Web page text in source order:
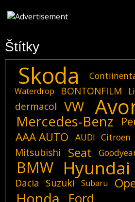
Štítky
Skoda
Waterdrop BONTONFILM
dermacol
VW
Mercedes-Benz
AAA AUTO
AUDI Citroen
Mitsubishi Seat
BMW Hyundai
Dacia Suzuki Subaru
Ford